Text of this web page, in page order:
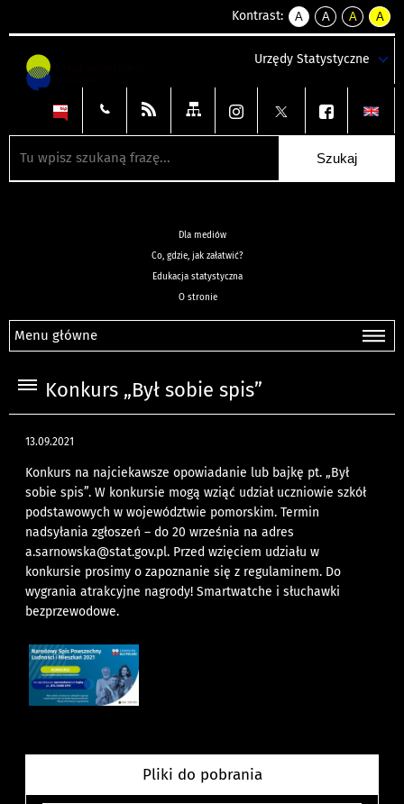
Kontrast:
A
kontrast
A
kontrast
tekst
czarnym
A
kontrast
tekst
czarnym
A
tekst
żółtym
Urzędy Statystyczne
Dla mediów
Co, gdzie, jak załatwić?
Edukacja statystyczna
O stronie
Menu główne
Konkurs „Był sobie spis”
13.09.2021
Konkurs na najciekawsze opowiadanie lub bajkę pt. „Był
sobie spis”. W konkursie mogą wziąć udział uczniowie szkół
podstawowych w województwie pomorskim. Termin
nadsyłania zgłoszeń – do 20 września na adres
a.sarnowska@stat.gov.pl. Przed wzięciem udziału w
konkursie prosimy o zapoznanie się z regulaminem. Do
wygrania atrakcyjne nagrody! Smartwatche i słuchawki
bezprzewodowe.
Pliki do pobrania